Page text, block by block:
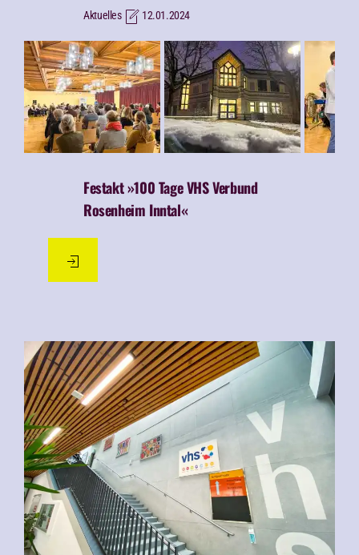
Aktuelles 12.01.2024
Festakt »100 Tage VHS Verbund
Rosenheim Inntal«